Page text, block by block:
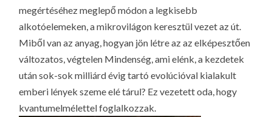
megértéséhez meglepő módon a legkisebb
alkotóelemeken, a mikrovilágon keresztül vezet az út.
Miből van az anyag, hogyan jön létre az az elképesztően
változatos, végtelen Mindenség, ami elénk, a kezdetek
után sok-sok milliárd évig tartó evolúcióval kialakult
emberi lények szeme elé tárul? Ez vezetett oda, hogy
kvantumelmélettel foglalkozzak.